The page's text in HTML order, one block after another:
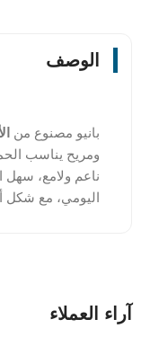
الوصف
بانيو مصنوع من
ومريح يناسب
ناعم ولامع، سهل
اليومي، مع شكل
آراء العملاء